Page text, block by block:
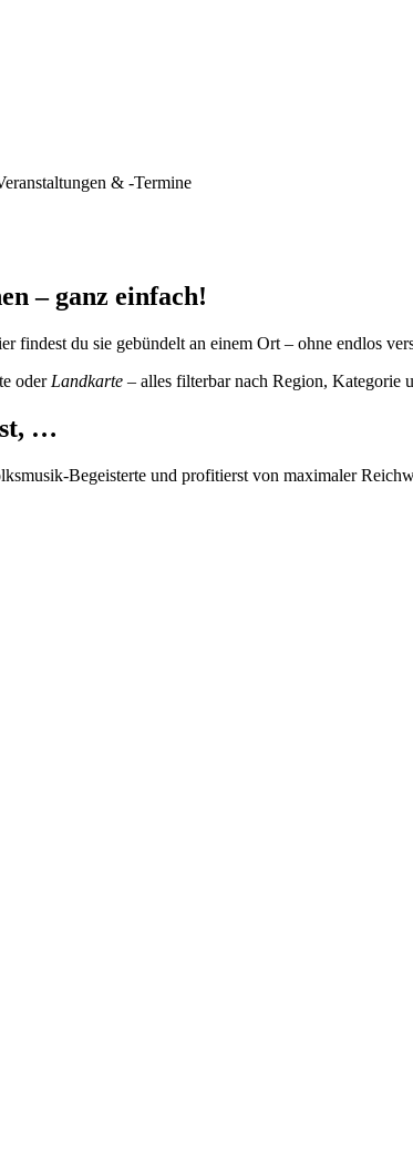
& -Termine
– ganz einfach!
du sie gebündelt an einem Ort – ohne endlos
oder Landkarte – alles filterbar nach Region, Kategorie
…
Begeisterte und profitierst von maximaler